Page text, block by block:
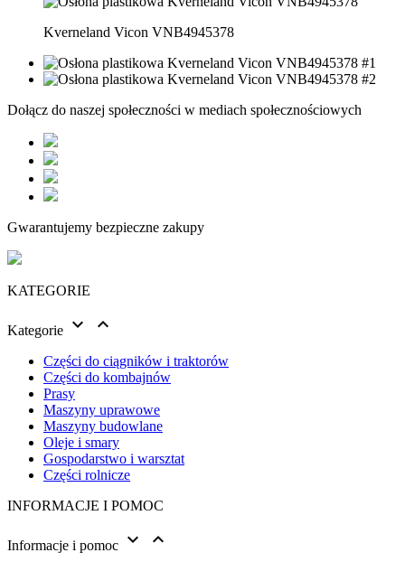
Kverneland Vicon VNB4945378
Dołącz do naszej społeczności w mediach społecznościowych
Gwarantujemy bezpieczne zakupy
KATEGORIE
Kategorie  
Części do ciągników i traktorów
Części do kombajnów
Prasy
Maszyny uprawowe
Maszyny budowlane
Oleje i smary
Gospodarstwo i warsztat
Części rolnicze
INFORMACJE I POMOC
Informacje i pomoc  